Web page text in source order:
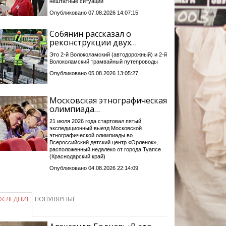
Опубликовано 07.08.2026 14:07:15
Собянин рассказал о
реконструкции двух…
Это 2-й Волоколамский (автодорожный) и 2-й
Волоколамский трамвайный путепроводы
Опубликовано 05.08.2026 13:05:27
Московская этнографическая
олимпиада…
21 июля 2026 года стартовал пятый
экспедиционный выезд Московской
этнографической олимпиады во
Всероссийский детский центр «Орленок»,
расположенный недалеко от города Туапсе
(Краснодарский край)
Опубликовано 04.08.2026 22:14:09
ПОПУЛЯРНЫЕ